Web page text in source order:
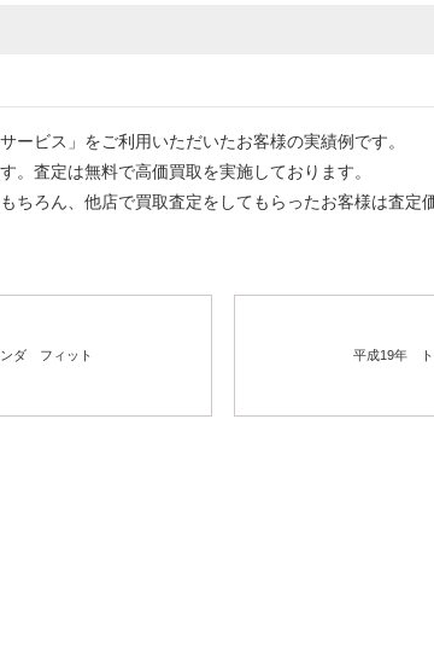
ビス」をご利用いただいたお客様の実績例です。
査定は無料で高価買取を実施しております。
ろん、他店で買取査定をしてもらったお客様は査定
ダ フィット 平成19年